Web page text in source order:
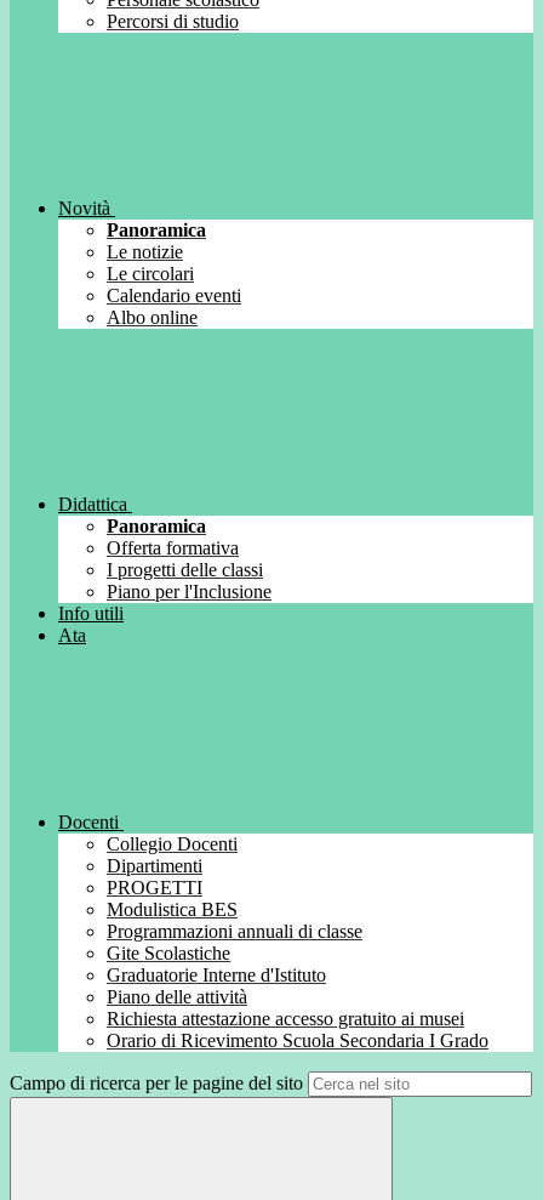
Percorsi di studio
Novità
Panoramica
Le notizie
Le circolari
Calendario eventi
Albo online
Didattica
Panoramica
Offerta formativa
I progetti delle classi
Piano per l'Inclusione
Info utili
Ata
Docenti
Collegio Docenti
Dipartimenti
PROGETTI
Modulistica BES
Programmazioni annuali di classe
Gite Scolastiche
Graduatorie Interne d'Istituto
Piano delle attività
Richiesta attestazione accesso gratuito ai musei
Orario di Ricevimento Scuola Secondaria I Grado
Campo di ricerca per le pagine del sito